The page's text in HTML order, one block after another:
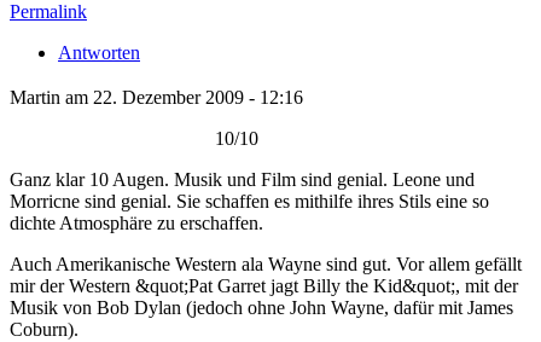
Permalink
Antworten
Martin am 22. Dezember 2009 - 12:16
10/10
Ganz klar 10 Augen. Musik und Film sind genial. Leone und
Morricne sind genial. Sie schaffen es mithilfe ihres Stils eine so
dichte Atmosphäre zu erschaffen.
Auch Amerikanische Western ala Wayne sind gut. Vor allem gefällt
mir der Western &quot;Pat Garret jagt Billy the Kid&quot;, mit der
Musik von Bob Dylan (jedoch ohne John Wayne, dafür mit James
Coburn).